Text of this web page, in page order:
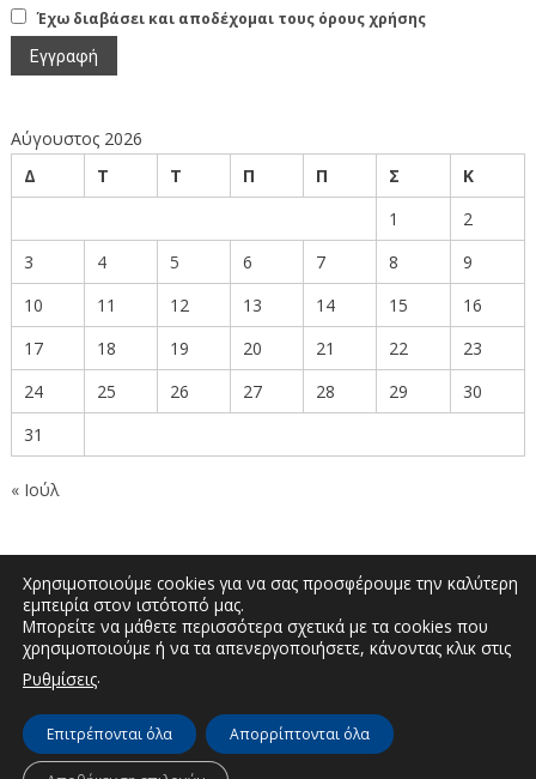
Έχω διαβάσει και αποδέχομαι τους όρους χρήσης
Αύγουστος 2026
Δ
Τ Τ Π Π Σ
Κ
1
2
3
4 5 6 7 8
9
10
11 12 13 14 15
16
17
18 19 20 21 22
23
24
25 26 27 28 29
30
31
« Ιούλ
Δημοκρατίας 27, Κοζάνη 50100 | Τηλέφωνο:
2461351590 | Email: info.kozani@pdm.gov.gr
© Διεύθυνση Διαφάνειας & Ηλεκτρονικής Διακυβέρνησης | Περιφερειακή
Ενότητα Κοζάνης | 2026
Χρησιμοποιούμε cookies για να σας προσφέρουμε την καλύτερη
εμπειρία στον ιστότοπό μας.
Μπορείτε να μάθετε περισσότερα σχετικά με τα cookies που
χρησιμοποιούμε ή να τα απενεργοποιήσετε, κάνοντας κλικ στις
Ρυθμίσεις.
Επιτρέπονται όλα Απορρίπτονται όλα